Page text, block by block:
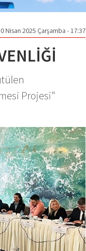
Nisan 2025 Çarşamba - 17:37
Projesi"